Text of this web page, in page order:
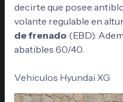
decirte que posee
volante regulable en
de frenado (EBD).
abatibles 60/40.
Vehiculos Hyundai XG